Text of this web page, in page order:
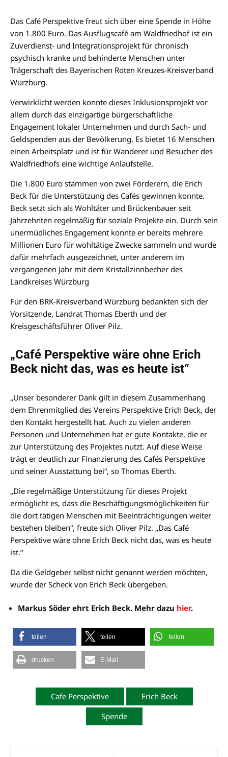
Das Café Perspektive freut sich über eine Spende in Höhe
von 1.800 Euro. Das Ausflugscafé am Waldfriedhof ist ein
Zuverdienst- und Integrationsprojekt für chronisch
psychisch kranke und behinderte Menschen unter
Trägerschaft des Bayerischen Roten Kreuzes-Kreisverband
Würzburg.
Verwirklicht werden konnte dieses Inklusionsprojekt vor
allem durch das einzigartige bürgerschaftliche
Engagement lokaler Unternehmen und durch Sach- und
Geldspenden aus der Bevölkerung. Es bietet 16 Menschen
einen Arbeitsplatz und ist für Wanderer und Besucher des
Waldfriedhofs eine wichtige Anlaufstelle.
Die 1.800 Euro stammen von zwei Förderern, die Erich
Beck für die Unterstützung des Cafés gewinnen konnte.
Beck setzt sich als Wohltäter und Brückenbauer seit
Jahrzehnten regelmäßig für soziale Projekte ein. Durch sein
unermüdliches Engagement konnte er bereits mehrere
Millionen Euro für wohltätige Zwecke sammeln und wurde
dafür mehrfach ausgezeichnet, unter anderem im
vergangenen Jahr mit dem Kristallzinnbecher des
Landkreises Würzburg
Für den BRK-Kreisverband Würzburg bedankten sich der
Vorsitzende, Landrat Thomas Eberth und der
Kreisgeschäftsführer Oliver Pilz.
„Café Perspektive wäre ohne Erich
Beck nicht das, was es heute ist“
„Unser besonderer Dank gilt in diesem Zusammenhang
dem Ehrenmitglied des Vereins Perspektive Erich Beck, der
den Kontakt hergestellt hat. Auch zu vielen anderen
Personen und Unternehmen hat er gute Kontakte, die er
zur Unterstützung des Projektes nutzt. Auf diese Weise
trägt er deutlich zur Finanzierung des Cafés Perspektive
und seiner Ausstattung bei“, so Thomas Eberth.
„Die regelmäßige Unterstützung für dieses Projekt
ermöglicht es, dass die Beschäftigungsmöglichkeiten für
die dort tätigen Menschen mit Beeinträchtigungen weiter
bestehen bleiben“, freute sich Oliver Pilz. „Das Café
Perspektive wäre ohne Erich Beck nicht das, was es heute
ist.“
Da die Geldgeber selbst nicht genannt werden möchten,
wurde der Scheck von Erich Beck übergeben.
Markus Söder ehrt Erich Beck. Mehr dazu hier.
teilen teilen teilen
drucken E-Mail
Cafe Perspektive
Erich Beck
Spende